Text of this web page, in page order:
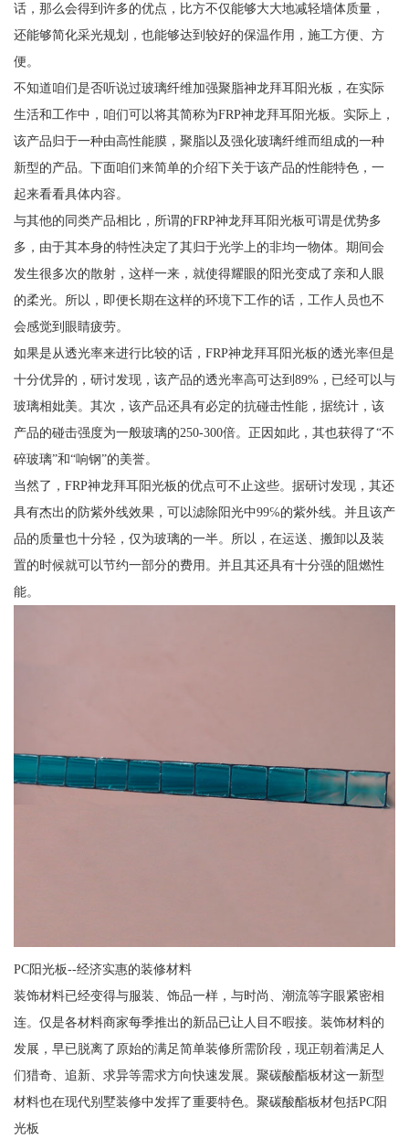
话，那么会得到许多的优点，比方不仅能够大大地减轻墙体质量，
还能够简化采光规划，也能够达到较好的保温作用，施工方便、方
便。
不知道咱们是否听说过玻璃纤维加强聚脂神龙拜耳阳光板，在实际
生活和工作中，咱们可以将其简称为FRP神龙拜耳阳光板。实际上，
该产品归于一种由高性能膜，聚脂以及强化玻璃纤维而组成的一种
新型的产品。下面咱们来简单的介绍下关于该产品的性能特色，一
起来看看具体内容。
与其他的同类产品相比，所谓的FRP神龙拜耳阳光板可谓是优势多
多，由于其本身的特性决定了其归于光学上的非均一物体。期间会
发生很多次的散射，这样一来，就使得耀眼的阳光变成了亲和人眼
的柔光。所以，即便长期在这样的环境下工作的话，工作人员也不
会感觉到眼睛疲劳。
如果是从透光率来进行比较的话，FRP神龙拜耳阳光板的透光率但是
十分优异的，研讨发现，该产品的透光率高可达到89%，已经可以与
玻璃相妣美。其次，该产品还具有必定的抗碰击性能，据统计，该
产品的碰击强度为一般玻璃的250-300倍。正因如此，其也获得了“不
碎玻璃”和“响钢”的美誉。
当然了，FRP神龙拜耳阳光板的优点可不止这些。据研讨发现，其还
具有杰出的防紫外线效果，可以滤除阳光中99℅的紫外线。并且该产
品的质量也十分轻，仅为玻璃的一半。所以，在运送、搬卸以及装
置的时候就可以节约一部分的费用。并且其还具有十分强的阻燃性
能。
PC阳光板--经济实惠的装修材料
装饰材料已经变得与服装、饰品一样，与时尚、潮流等字眼紧密相
连。仅是各材料商家每季推出的新品已让人目不暇接。装饰材料的
发展，早已脱离了原始的满足简单装修所需阶段，现正朝着满足人
们猎奇、追新、求异等需求方向快速发展。聚碳酸酯板材这一新型
材料也在现代别墅装修中发挥了重要特色。聚碳酸酯板材包括PC阳
光板